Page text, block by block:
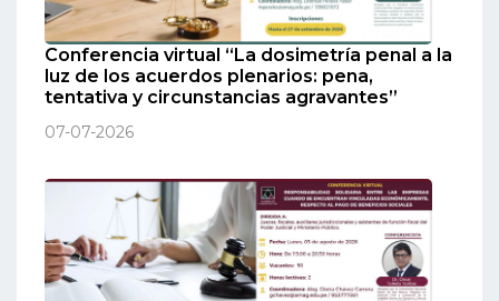
Conferencia virtual “La dosimetría penal a la
luz de los acuerdos plenarios: pena,
tentativa y circunstancias agravantes”
07-07-2026